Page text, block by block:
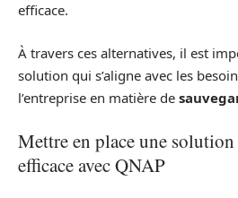
efficace.
À travers ces alternatives, il est
solution qui s’aligne avec les
l’entreprise en matière de
Mettre en place une solution
efficace avec QNAP